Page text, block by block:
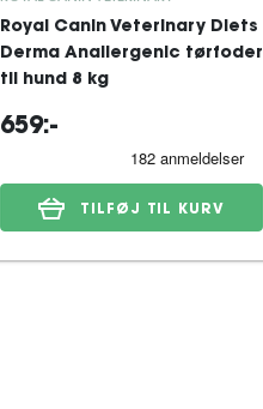
Royal Canin Veterinary Diets
Derma Anallergenic tørfoder
til hund 8 kg
659:-
TILFØJ TIL KURV